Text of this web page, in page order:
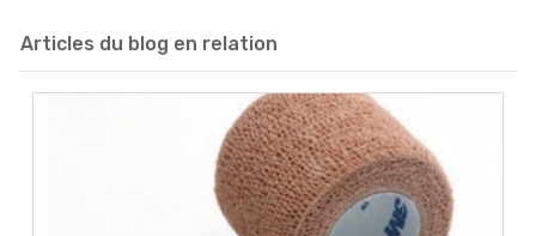
Articles du blog en relation